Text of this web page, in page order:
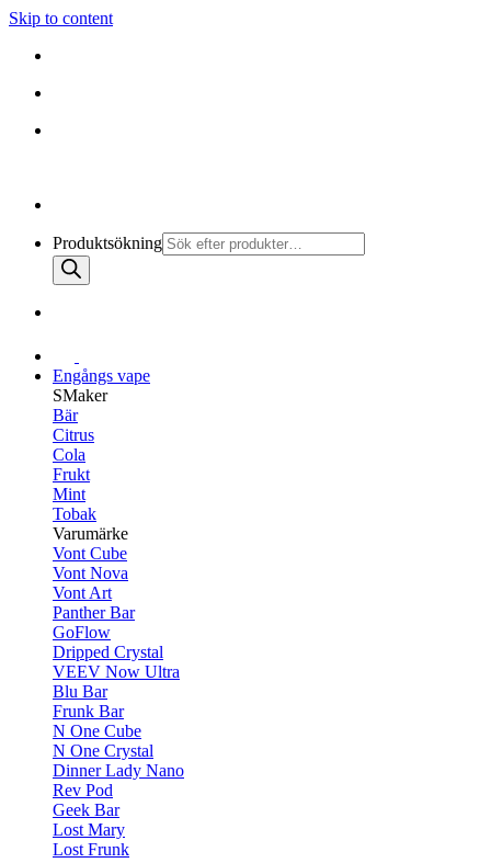
Skip to content
Produktsökning
Engångs vape
SMaker
Bär
Citrus
Cola
Frukt
Mint
Tobak
Varumärke
Vont Cube
Vont Nova
Vont Art
Panther Bar
GoFlow
Dripped Crystal
VEEV Now Ultra
Blu Bar
Frunk Bar
N One Cube
N One Crystal
Dinner Lady Nano
Rev Pod
Geek Bar
Lost Mary
Lost Frunk